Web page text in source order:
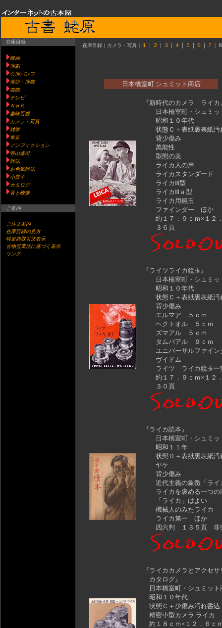
在庫目録
映画
演劇
公演パンフ
落語・演芸
芸能
テレビ
ＮＨＫ
趣味百般
カメラ・写真
雑学
東京
ノンフィクション
寺山修司
雑誌
お色気雑誌
小冊子
カタログ
音と映像
ご案内
ご注文案内
在庫目録の見方
特定商取引法表示
古物営業法に基づく表示
リンク
在庫目録｜カメラ・写真｜ １ ２ ３ ４ ５ ６ ７ ｜
日本橋室町 シュミット商店
『新時代のカメラ ライカ
日本橋室町・シュミッ
昭和１０年代
状態Ｃ＋表紙裏表紙
背少傷み
萬能性
型態の美
ライカ人の声
ライカスタンダード
ライカⅢ型
ライカⅢａ型
ライカ用鏡玉
ファインダー ほか
約１７．９ｃｍ×１２
３６頁
『ライツライカ鏡玉』
日本橋室町・シュミ
昭和１０年代
状態Ｃ＋表紙裏表紙
背少傷み
エルマア ５ｃｍ
ヘクトオル ５ｃｍ
ズマアル ５ｃｍ
タムバアル ９ｃｍ
ユニバーサルファイ
ヴイドム
ライツ ライカ鏡玉一
約１７．９ｃｍ×１２
３０頁
『ライカ読本』
日本橋室町・シュミッ
昭和１１年
状態Ｄ＋表紙裏表紙汚
ヤケ
背少傷み
近代主義の象徴「ライ
ライカを褒める一つの
「ライカ」はよい
機械人のみたライカ
ライカ第一 ほか
四六判 １３５頁 非
『ライカカメラとアクセサ
カタログ』
日本橋室町・シュミット
昭和１０年代
状態Ｃ＋少傷み汚れ書込
精密小型カメラ ライカ
約１８ｃｍ×１２．６